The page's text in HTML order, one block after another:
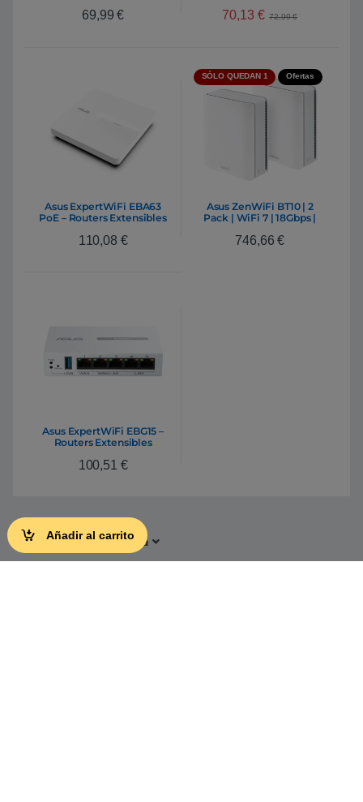
Añadir al carrito
Extensible AX1800
69,99€ 70,13 € 72,99€
Asus ExpertWiFi EBA63
PoE – Routers Extensibles
110,08 €
SÓLO QUEDAN 1 Ofertas
Asus ZenWiFi BT10 | 2
Pack | WiFi 7 | 18Gbps |
Router Extensible
746,66€
Asus ExpertWiFi EBG15 –
Routers Extensibles
100,51 €
Tu opinión nos importa